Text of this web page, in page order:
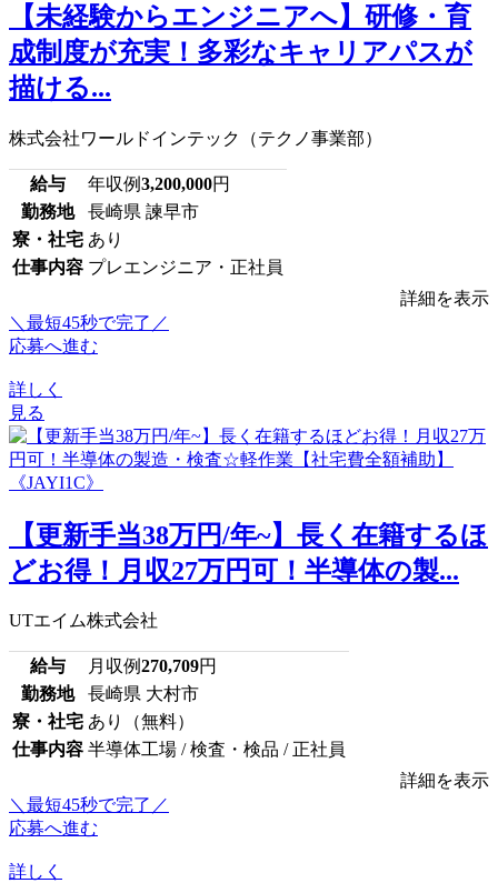
【未経験からエンジニアへ】研修・育
成制度が充実！多彩なキャリアパスが
描ける...
株式会社ワールドインテック（テクノ事業部）
給与 年収例3,200,000円
勤務地
長崎県 諫早市
寮・社宅 あり
仕事内容 プレエンジニア・正社員
詳細を表示
＼最短45秒で完了／
応募へ進む
詳しく
見る
【更新手当38万円/年~】長く在籍するほ
どお得！月収27万円可！半導体の製...
UTエイム株式会社
給与 月収例270,709円
勤務地
長崎県 大村市
寮・社宅 あり（無料）
仕事内容 半導体工場 / 検査・検品 / 正社員
詳細を表示
＼最短45秒で完了／
応募へ進む
詳しく